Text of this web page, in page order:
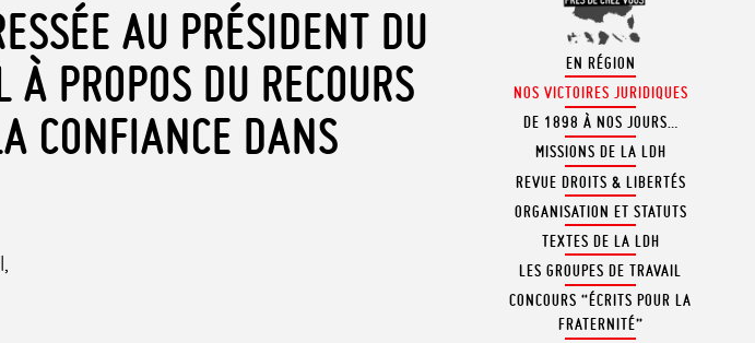
AU PRÉSIDENT DU
PROPOS DU RECOURS
CONFIANCE DANS
EN RÉGION
NOS VICTOIRES JURIDIQUES
DE 1898 À NOS JOURS…
MISSIONS DE LA LDH
REVUE DROITS & LIBERTÉS
ORGANISATION ET STATUTS
TEXTES DE LA LDH
LES GROUPES DE TRAVAIL
CONCOURS “ÉCRITS POUR LA
FRATERNITÉ”